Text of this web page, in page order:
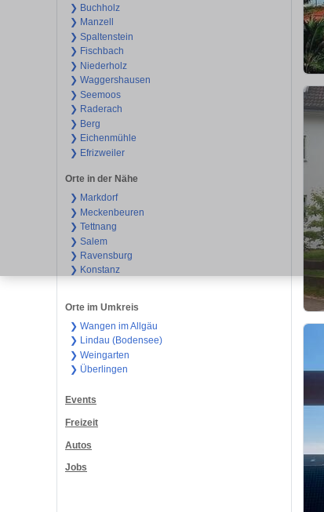
❯ Buchholz
❯ Manzell
❯ Spaltenstein
❯ Fischbach
❯ Niederholz
❯ Waggershausen
❯ Seemoos
❯ Raderach
❯ Berg
❯ Eichenmühle
❯ Efrizweiler
Orte in der Nähe
❯ Markdorf
❯ Meckenbeuren
❯ Tettnang
❯ Salem
❯ Ravensburg
❯ Konstanz
Orte im Umkreis
❯ Wangen im Allgäu
❯ Lindau (Bodensee)
❯ Weingarten
❯ Überlingen
Events
Freizeit
Autos
Jobs